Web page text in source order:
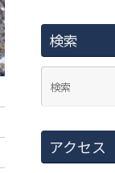
検索
アクセス